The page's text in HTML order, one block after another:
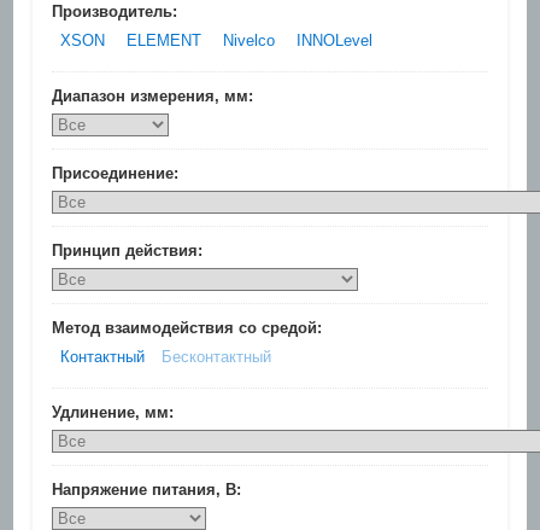
Производитель:
XSON
ELEMENT Nivelco INNOLevel
Диапазон измерения, мм:
Присоединение:
Принцип действия:
Метод взаимодействия со средой:
Контактный
Бесконтактный
Удлинение, мм:
Напряжение питания, В: